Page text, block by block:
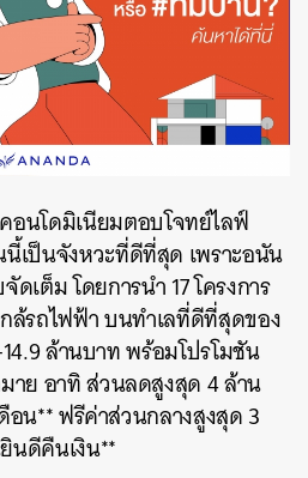
นโดมิเนียมตอบโจทย์ไลฟ์
ป็นจังหวะที่ดีที่สุด เพราะอนัน
เต็ม โดยการนำ 17 โครงการ
ล้รถไฟฟ้า บนทำเลที่ดีที่สุดของ
ล้านบาท พร้อมโปรโมชัน
าย อาทิ ส่วนลดสูงสุด 4 ล้าน
น** ฟรีค่าส่วนกลางสูงสุด 3
นดีคืนเงิน**
LINE EMAIL